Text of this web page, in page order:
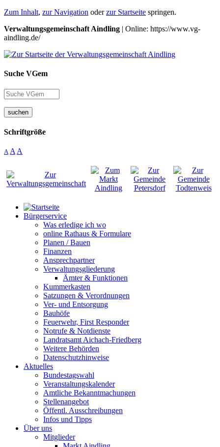
Zum Inhalt, zur Navigation oderzur Startseite springen.
Verwaltungsgemeinschaft Aindling | Online: https://www.vg-
aindling.de/
Suche VGem
suchen
Schriftgröße
A A A
Bürgerservice
Was erledige ich wo
online Rathaus & Formulare
Planen / Bauen
Finanzen
Ansprechpartner
Verwaltungsgliederung
Ämter & Funktionen
Kummerkasten
Satzungen & Verordnungen
Ver- und Entsorgung
Bauhöfe
Feuerwehr, First Responder
Notrufe & Notdienste
Landratsamt Aichach-Friedberg
Weitere Behörden
Datenschutzhinweise
Aktuelles
Bundestagswahl
Veranstaltungskalender
Amtliche Bekanntmachungen
Stellenangebot
Öffentl. Ausschreibungen
Infos und Tipps
Über uns
Mitglieder